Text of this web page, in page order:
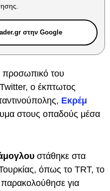
στην Google
προσωπικό του
ο έκπτωτος
Εκρέμ
στους οπαδούς μέσα
στάθηκε στα
όπως το TRT, το
για